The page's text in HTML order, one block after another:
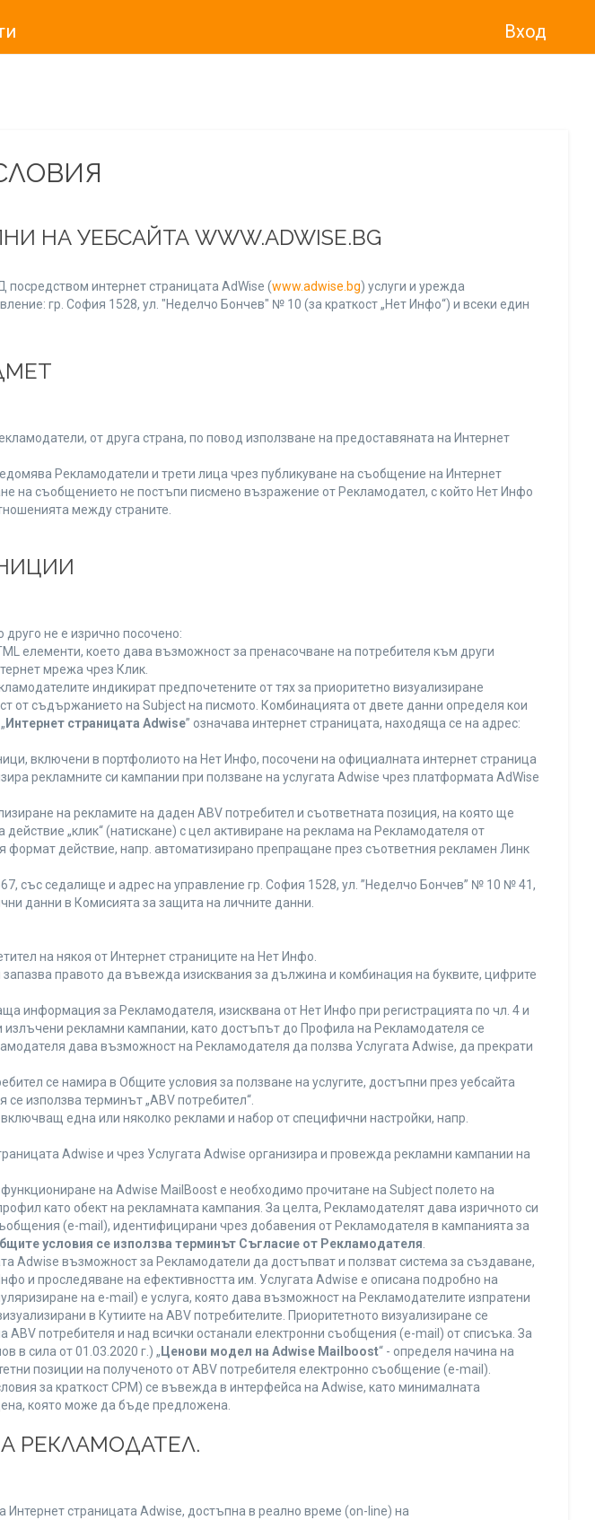
Вход
НА УЕБСАЙТА WWW.ADWISE.BG
интернет страницата AdWise (www.adwise.bg) услуги и урежда
гр. София 1528, ул. "Неделчо Бончев" № 10 (за краткост „Нет Инфо“) и всеки един
от друга страна, по повод използване на предоставяната на Интернет
Рекламодатели и трети лица чрез публикуване на съобщение на Интернет
на съобщението не постъпи писмено възражение от Рекламодател, с който Нет Инфо
между страните.
не е изрично посочено:
елементи, което дава възможност за пренасочване на потребителя към други
мрежа чрез Клик.
индикират предпочетените от тях за приоритетно визуализиране
от съдържанието на Subject на писмото. Комбинацията от двете данни определя кои
Интернет страницата Adwise” означава интернет страницата, находяща се на адрес:
включени в портфолиото на Нет Инфо, посочени на официалната интернет страница
рекламните си кампании при ползване на услугата Adwise чрез платформата AdWise
на рекламите на даден ABV потребител и съответната позиция, на която ще
действие „клик“ (натискане) с цел активиране на реклама на Рекламодателя от
действие, напр. автоматизирано препращане през съответния рекламен Линк
със седалище и адрес на управление гр. София 1528, ул. ”Неделчо Бончев” № 10 № 41,
данни в Комисията за защита на личните данни.
на някоя от Интернет страниците на Нет Инфо.
правото да въвежда изисквания за дължина и комбинация на буквите, цифрите
информация за Рекламодателя, изисквана от Нет Инфо при регистрацията по чл. 4 и
рекламни кампании, като достъпът до Профила на Рекламодателя се
дава възможност на Рекламодателя да ползва Услугата Adwise, да прекрати
се намира в Общите условия за ползване на услугите, достъпни през уебсайта
използва терминът „ABV потребител“.
една или няколко реклами и набор от специфични настройки, напр.
Adwise и чрез Услугата Adwise организира и провежда рекламни кампании на
на Adwise MailBoost е необходимо прочитане на Subject полето на
като обект на рекламната кампания. За целта, Рекламодателят дава изричното си
(e-mail), идентифицирани чрез добавения от Рекламодателя в кампанията за
условия се използва терминът Съгласие от Рекламодателя
Adwise възможност за Рекламодатели да достъпват и ползват система за създаване,
и проследяване на ефективността им. Услугата Adwise е описана подробно на
на e-mail) е услуга, която дава възможност на Рекламодателите изпратени
в Кутиите на ABV потребителите. Приоритетното визуализиране се
потребителя и над всички останали електронни съобщения (e-mail) от списъка. За
в сила от 01.03.2020 г.) „ Ценови модел на Adwise Mailboost“ - определя начина на
позиции на полученото от ABV потребителя електронно съобщение (e-mail).
за краткост CPM) се въвежда в интерфейса на Adwise, като минималната
която може да бъде предложена.
РЕКЛАМОДАТЕЛ.
страницата Adwise, достъпна в реално време (on-line) на